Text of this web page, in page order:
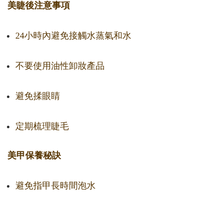
美睫後注意事項
24小時內避免接觸水蒸氣和水
不要使用油性卸妝產品
避免揉眼睛
定期梳理睫毛
美甲保養秘訣
避免指甲長時間泡水